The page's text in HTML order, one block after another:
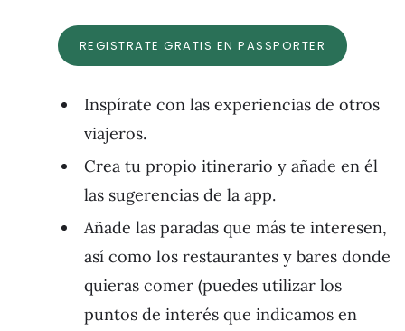
REGISTRATE GRATIS EN PASSPORTER
Inspírate con las experiencias de otros
viajeros.
Crea tu propio itinerario y añade en él
las sugerencias de la app.
Añade las paradas que más te interesen,
así como los restaurantes y bares donde
quieras comer (puedes utilizar los
puntos de interés que indicamos en